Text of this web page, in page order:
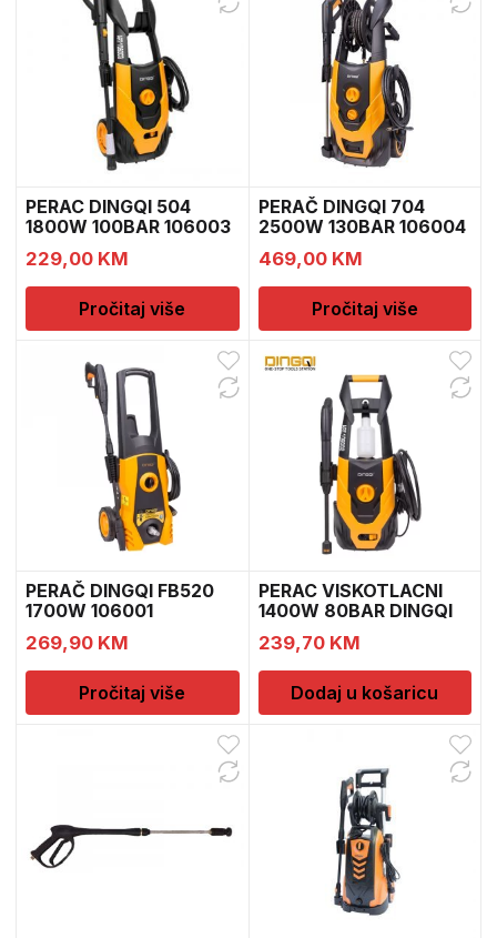
PERAC DINGQI 504
1800W 100BAR 106003
229,00 KM
Pročitaj više
PERAČ DINGQI 704
2500W 130BAR 106004
469,00 KM
Pročitaj više
PERAČ DINGQI FB520
1700W 106001
269,90 KM
Pročitaj više
PERAC VISKOTLACNI
1400W 80BAR DINGQI
106
239,70 KM
Dodaj u košaricu